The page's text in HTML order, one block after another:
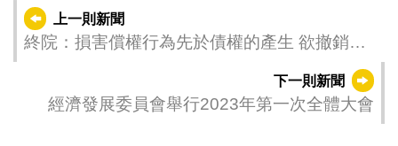
上一則新聞
終院：損害償權行為先於債權的產生 欲撤銷須
下一則新聞
經濟發展委員會舉行2023年第一次全體大會